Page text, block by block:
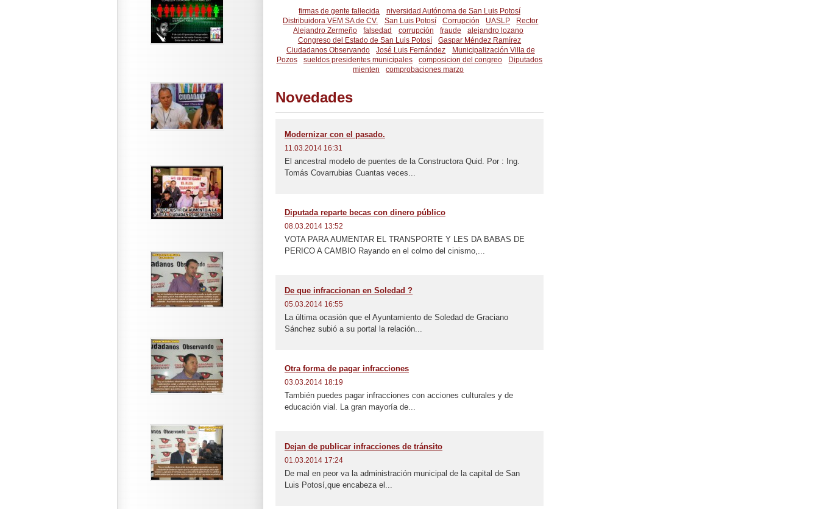
firmas de gente fallecida
niversidad Autónoma de San Luis Potosí
Distribuidora VEM SA de CV.
San Luis Potosí Corrupción UASLP
Rector
Alejandro Zermeño
falsedad corrupción fraude
alejandro lozano
Congreso del Estado de San Luis Potosí
Gaspar Méndez Ramírez
Ciudadanos Observando
José Luis Fernández
Municipalización Villa de
Pozos
sueldos presidentes municipales composicion del congreo
Diputados
mienten
comprobaciones marzo
Novedades
Modernizar con el pasado.
11.03.2014 16:31
El ancestral modelo de puentes de la Constructora Quid. Por : Ing.
Tomás Covarrubias Cuantas veces...
Diputada reparte becas con dinero público
08.03.2014 13:52
VOTA PARA AUMENTAR EL TRANSPORTE Y LES DA BABAS DE
PERICO A CAMBIO Rayando en el colmo del cinismo,...
De que infraccionan en Soledad ?
05.03.2014 16:55
La última ocasión que el Ayuntamiento de Soledad de Graciano
Sánchez subió a su portal la relación...
Otra forma de pagar infracciones
03.03.2014 18:19
También puedes pagar infracciones con acciones culturales y de
educación vial. La gran mayoría de...
Dejan de publicar infracciones de tránsito
01.03.2014 17:24
De mal en peor va la administración municipal de la capital de San
Luis Potosí,que encabeza el...